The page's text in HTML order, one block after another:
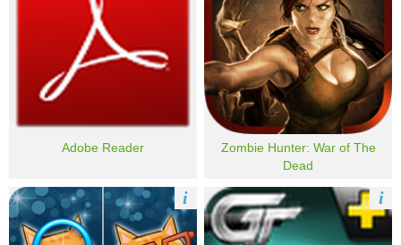
Adobe Reader
Zombie Hunter: War of The
Dead
i i